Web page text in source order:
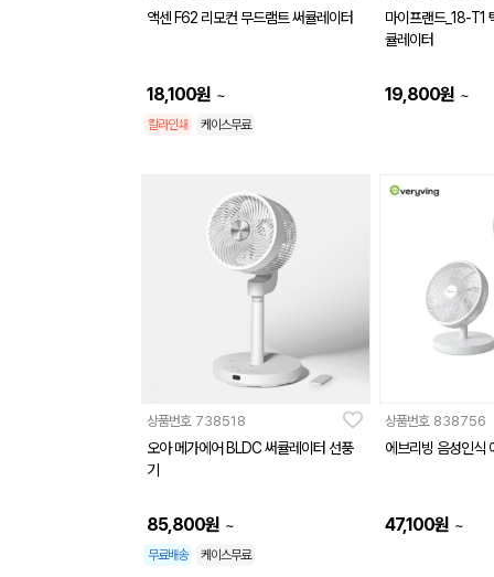
액센 F62 리모컨 무드램트 써큘레이터
18,100원 ~
칼라인쇄 케이스무료
마이프랜드_18-T1
큘레이터
19,800원 ~
상품번호 738518
오아 메가에어 BLDC 써큘레이터 선풍
기
85,800원 ~
무료배송 케이스무료
상품번호 838756
에브리빙 음성인식
47,100원 ~